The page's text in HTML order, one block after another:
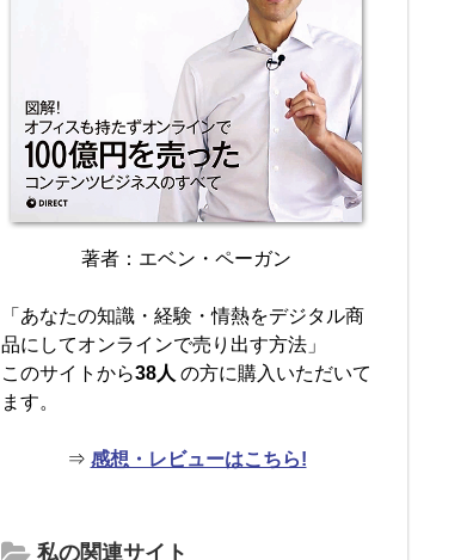
著者：エベン・ペーガン
「あなたの知識・経験・情熱をデジタル商
品にしてオンラインで売り出す方法」
このサイトから38人 の方に購入いただいて
ます。
⇒ 感想・レビューはこちら!
私の関連サイト